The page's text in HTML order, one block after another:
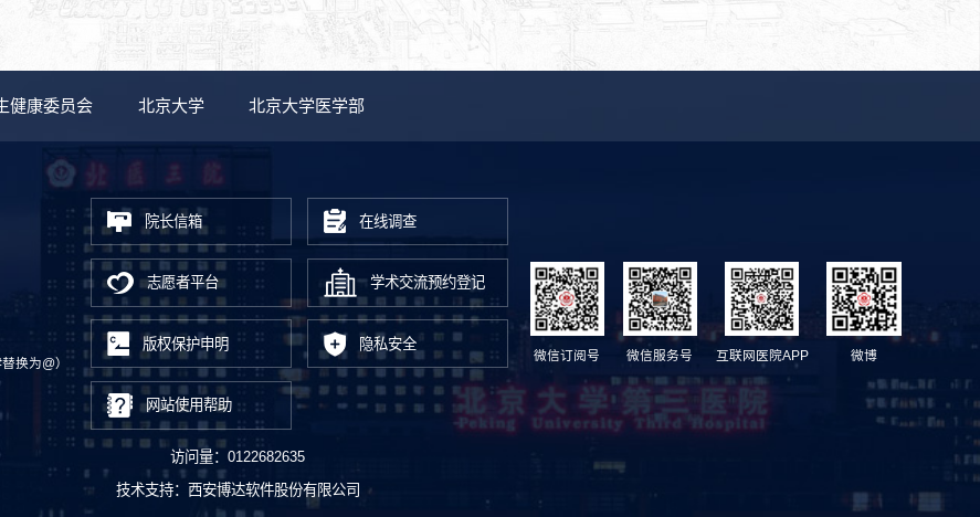
健康委员会 北京大学 北京大学医学部
换为@）
院长信箱 在线调查
志愿者平台 学术交流预约登记
版权保护申明 隐私安全
网站使用帮助
微信订阅号 微信服务号 互联网医院APP 微博
访问量： 0122682635
技术支持： 西安博达软件股份有限公司